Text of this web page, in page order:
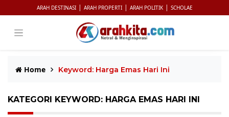
ARAH DESTINASI | ARAH PROPERTI | ARAH POLITIK | SCHOLAE
Home Keyword: Harga Emas Hari Ini
KATEGORI KEYWORD: HARGA EMAS HARI INI